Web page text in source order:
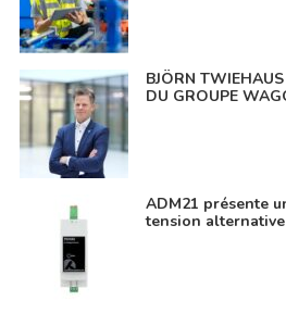
BJÖRN
DU GROUPE
ADM21 présente
tension alternative